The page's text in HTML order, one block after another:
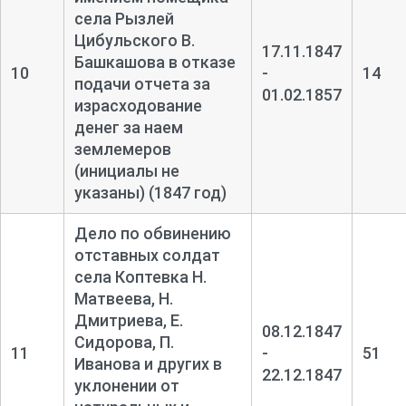
10
села Рызлей
Цибульского В.
Башкашова в отказе
подачи отчета за
израсходование
денег за наем
землемеров
(инициалы не
указаны) (1847 год)
17.11.1847
-
01.02.1857
14
11
Дело по обвинению
отставных солдат
села Коптевка Н.
Матвеева, Н.
Дмитриева, Е.
Сидорова, П.
Иванова и других в
уклонении от
08.12.1847
-
22.12.1847
51